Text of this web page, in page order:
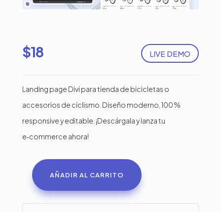
LIVE DEMO
$18
Landing page Divi para tienda de bicicletas o
accesorios de ciclismo. Diseño moderno, 100 %
responsive y editable. ¡Descárgala y lanza tu
e‑commerce ahora!
Landing
Page
AÑADIR AL CARRITO